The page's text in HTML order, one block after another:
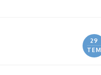
29
TEM